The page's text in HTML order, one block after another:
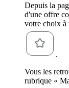
Depuis la
d'une offre
votre choix à
.
Vous les
rubrique «